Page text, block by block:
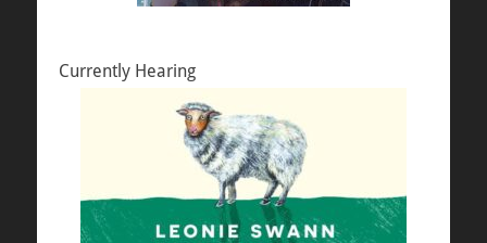
Currently Hearing